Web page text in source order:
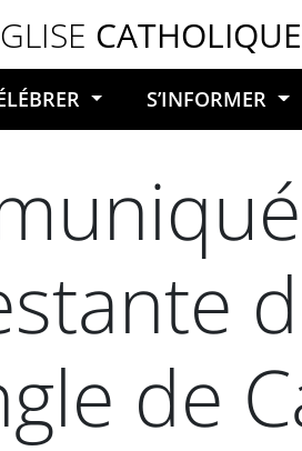
CATHOLIQUE
S’INFORMER
de